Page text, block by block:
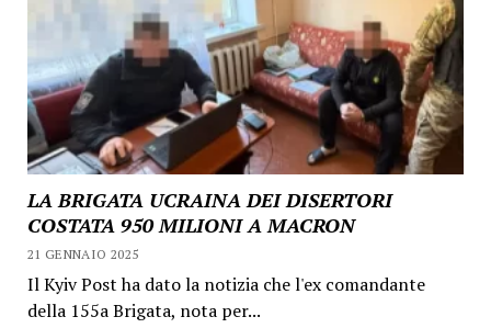
LA BRIGATA UCRAINA DEI DISERTORI
COSTATA 950 MILIONI A MACRON
21 GENNAIO 2025
Il Kyiv Post ha dato la notizia che l'ex comandante
della 155a Brigata, nota per...